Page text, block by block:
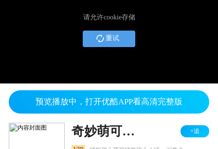
请允许cookie存储
重试
预览播放中，打开优酷APP看高清完整版
奇妙萌可之魔法甜心 +追